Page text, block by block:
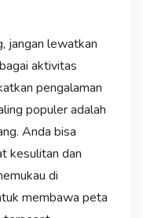
jangan lewatkan
aktivitas
pengalaman
populer adalah
Anda bisa
kesulitan dan
di
membawa peta